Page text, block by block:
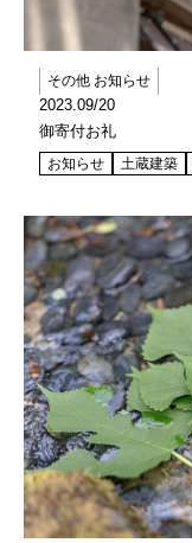
その他 お知らせ
2023.09/20
御寄付お礼
お知らせ 土蔵建築